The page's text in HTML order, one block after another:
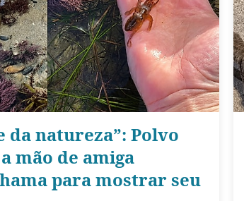
da natureza”: Polvo
mão de amiga
para mostrar seu